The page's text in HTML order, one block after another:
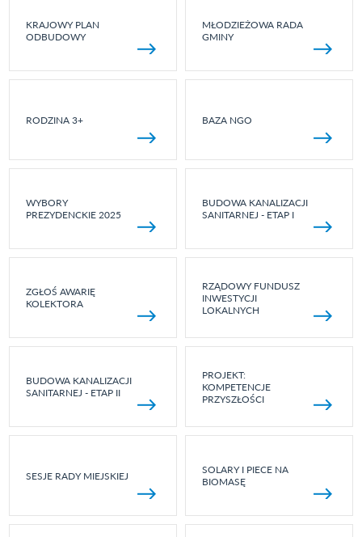
KRAJOWY PLAN
ODBUDOWY
MŁODZIEŻOWA RADA
GMINY
RODZINA 3+ BAZA NGO
WYBORY
PREZYDENCKIE 2025
BUDOWA KANALIZACJI
SANITARNEJ - ETAP I
ZGŁOŚ AWARIĘ
KOLEKTORA
RZĄDOWY FUNDUSZ
INWESTYCJI
LOKALNYCH
BUDOWA KANALIZACJI
SANITARNEJ - ETAP II
PROJEKT:
KOMPETENCJE
PRZYSZŁOŚCI
SESJE RADY MIEJSKIEJ
SOLARY I PIECE NA
BIOMASĘ